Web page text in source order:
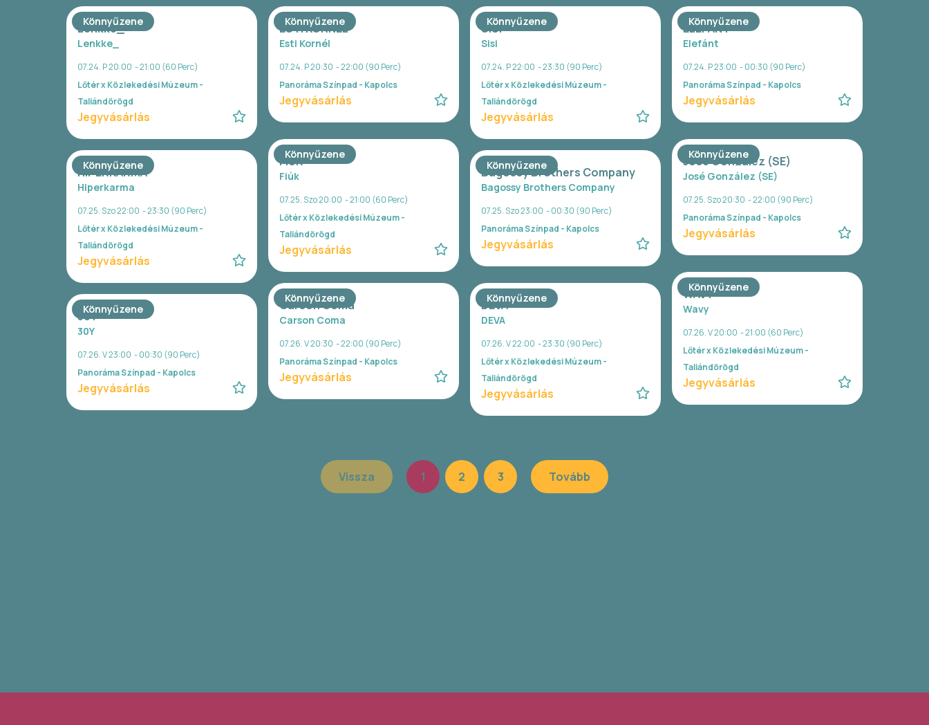
Könnyűzene
Lenkke_
Lenkke_
07.24. P 20:00 - 21:00 (60 Perc)
Lőtér x Közlekedési Múzeum -
Taliándörögd
Jegyvásárlás
Könnyűzene
ESTI KORNÉL
Esti Kornél
07.24. P 20:30 - 22:00 (90 Perc)
Panoráma Színpad - Kapolcs
Jegyvásárlás
Könnyűzene
SISI
Sisi
07.24. P 22:00 - 23:30 (90 Perc)
Lőtér x Közlekedési Múzeum -
Taliándörögd
Jegyvásárlás
Könnyűzene
ELEFÁNT
Elefánt
07.24. P 23:00 - 00:30 (90 Perc)
Panoráma Színpad - Kapolcs
Jegyvásárlás
Könnyűzene
FIÚK
Fiúk
07.25. Szo 20:00 - 21:00 (60 Perc)
Lőtér x Közlekedési Múzeum -
Taliándörögd
Jegyvásárlás
Könnyűzene
José González (SE)
José González (SE)
07.25. Szo 20:30 - 22:00 (90 Perc)
Panoráma Színpad - Kapolcs
Jegyvásárlás
Könnyűzene
HIPERKARMA
Hiperkarma
07.25. Szo 22:00 - 23:30 (90 Perc)
Lőtér x Közlekedési Múzeum -
Taliándörögd
Jegyvásárlás
Könnyűzene
Bagossy Brothers Company
Bagossy Brothers Company
07.25. Szo 23:00 - 00:30 (90 Perc)
Panoráma Színpad - Kapolcs
Jegyvásárlás
Könnyűzene
WAVY
Wavy
07.26. V 20:00 - 21:00 (60 Perc)
Lőtér x Közlekedési Múzeum -
Taliándörögd
Jegyvásárlás
Könnyűzene
Carson Coma
Carson Coma
07.26. V 20:30 - 22:00 (90 Perc)
Panoráma Színpad - Kapolcs
Jegyvásárlás
Könnyűzene
DEVA
DEVA
07.26. V 22:00 - 23:30 (90 Perc)
Lőtér x Közlekedési Múzeum -
Taliándörögd
Jegyvásárlás
Könnyűzene
30Y
30Y
07.26. V 23:00 - 00:30 (90 Perc)
Panoráma Színpad - Kapolcs
Jegyvásárlás
Vissza 1 2 3 Tovább